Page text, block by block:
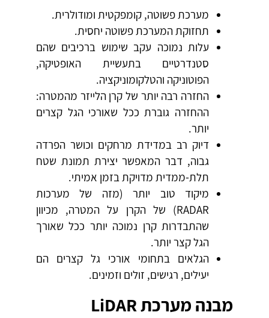
מערכת פשוטה, קומפקטית ומודולרית.
תחזוקת המערכת פשוטה יחסית.
עלות נמוכה עקב שימוש ברכיבים שהם
סטנדרטיים בתעשיית האופטיקה,
הפוטוניקה והטלקומוניקציה.
החזרה רבה יותר של קרן הלייזר מהמטרה:
ההחזרה גוברת ככל שאורכי הגל קצרים
יותר.
דיוק רב במדידת מרחקים וכושר הפרדה
גבוה, דבר המאפשר יצירת תמונת שטח
תלת-ממדית מדויקת בזמן אמיתי.
מיקוד טוב יותר (מזה של מערכות
RADAR) של הקרן על המטרה, מכיוון
שהתבדרות קרן נמוכה יותר ככל שאורך
הגל קצר יותר.
הגלאים בתחומי אורכי גל קצרים הם
יעילים, רגישים, זולים וזמינים.
מבנה מערכתLiDAR